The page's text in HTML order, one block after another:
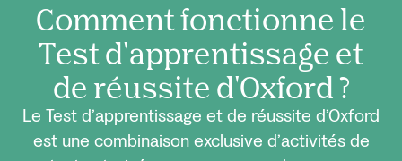
Comment fonctionne le
Test d'apprentissage et
de réussite d'Oxford ?
Le Test d’apprentissage et de réussite d’Oxford
est une combinaison exclusive d’activités de